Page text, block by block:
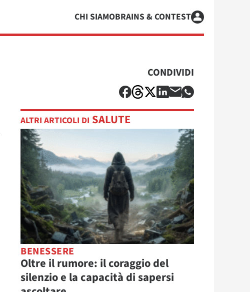
CHI SIAMOBRAINS & CONTEST
CONDIVIDI
ALTRI ARTICOLI DI SALUTE
BENESSERE
Oltre il rumore: il coraggio del
silenzio e la capacità di sapersi